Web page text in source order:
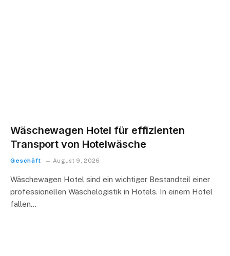
Wäschewagen Hotel für effizienten
Transport von Hotelwäsche
Geschäft August 9, 2026
Wäschewagen Hotel sind ein wichtiger Bestandteil einer
professionellen Wäschelogistik in Hotels. In einem Hotel
fallen…